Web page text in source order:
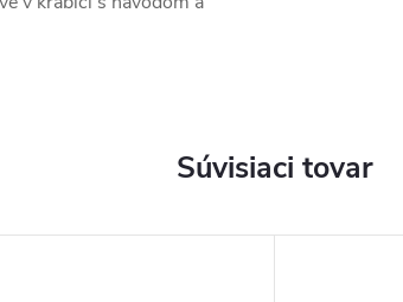
Súvisiaci tovar